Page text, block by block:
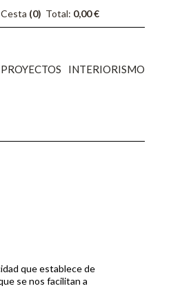
PROYECTOS INTERIORISMO
Cesta (0) Total: 0,00 €
que establece de
se nos facilitan a